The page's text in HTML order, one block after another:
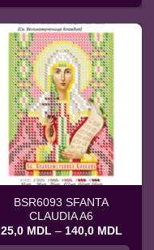
la
are
mai
multe
variații.
Opțiunile
pot
fi
alese
în
pagina
produsului.
BSR6093 SFANTA
CLAUDIA A6
25,0 MDL – 140,0 MDL